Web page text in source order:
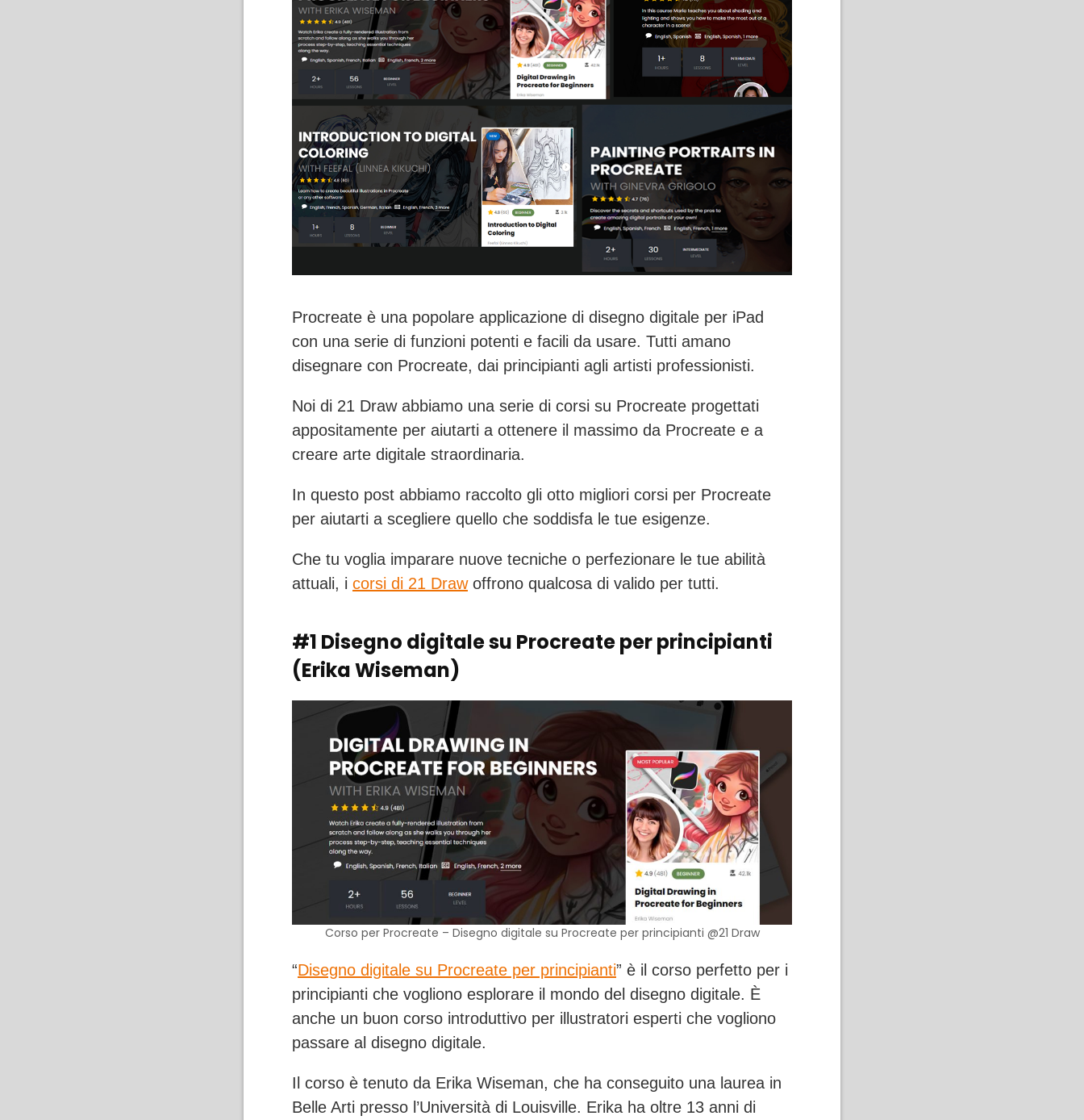
Procreate è una popolare applicazione di disegno digitale per iPad
con una serie di funzioni potenti e facili da usare. Tutti amano
disegnare con Procreate, dai principianti agli artisti professionisti.
Noi di 21 Draw abbiamo una serie di corsi su Procreate progettati
appositamente per aiutarti a ottenere il massimo da Procreate e a
creare arte digitale straordinaria.
In questo post abbiamo raccolto gli otto migliori corsi per Procreate
per aiutarti a scegliere quello che soddisfa le tue esigenze.
Che tu voglia imparare nuove tecniche o perfezionare le tue abilità
attuali, i corsi di 21 Drawoffrono qualcosa di valido per tutti.
#1 Disegno digitale su Procreate per principianti
(Erika Wiseman)
Corso per Procreate – Disegno digitale su Procreate per principianti @21 Draw
“Disegno digitale su Procreate per principianti” è il corso perfetto per i
principianti che vogliono esplorare il mondo del disegno digitale. È
anche un buon corso introduttivo per illustratori esperti che vogliono
passare al disegno digitale.
Il corso è tenuto da Erika Wiseman, che ha conseguito una laurea in
Belle Arti presso l’Università di Louisville. Erika ha oltre 13 anni di